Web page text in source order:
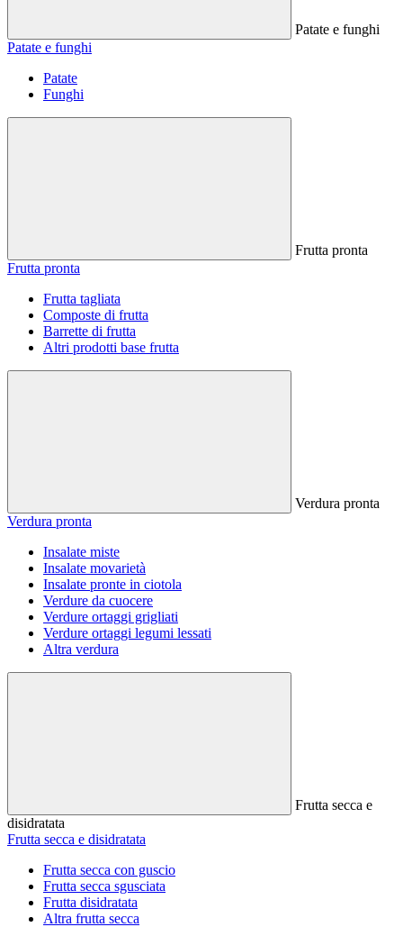
Patate e funghi
Patate e funghi
Patate
Funghi
Frutta pronta
Frutta pronta
Frutta tagliata
Composte di frutta
Barrette di frutta
Altri prodotti base frutta
Verdura pronta
Verdura pronta
Insalate miste
Insalate movarietà
Insalate pronte in ciotola
Verdure da cuocere
Verdure ortaggi grigliati
Verdure ortaggi legumi lessati
Altra verdura
Frutta secca e
disidratata
Frutta secca e disidratata
Frutta secca con guscio
Frutta secca sgusciata
Frutta disidratata
Altra frutta secca